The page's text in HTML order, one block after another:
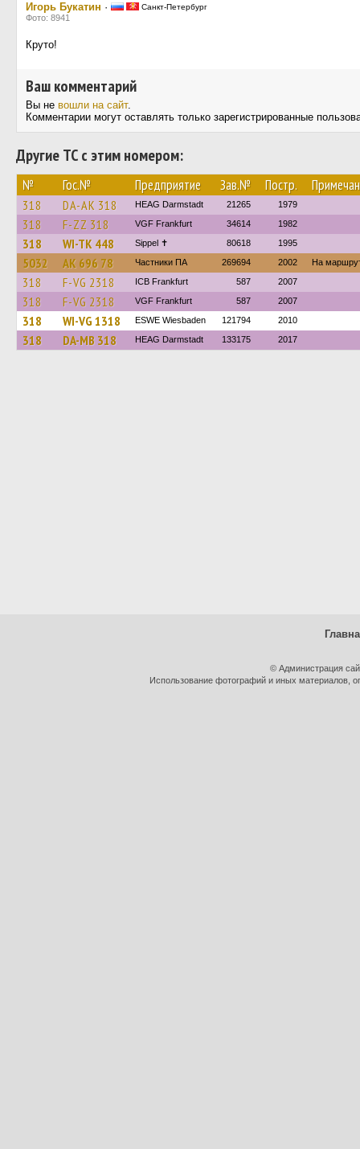
Игорь Букатин · Санкт-Петербург
Фото: 8941
Круто!
Ваш комментарий
Вы не вошли на сайт.
Комментарии могут оставлять только зарегистрированные
Другие ТС с этим номером:
№ Гос.№ Предприятие Зав.№ Постр.
318 DA-AK 318 HEAG Darmstadt 21265 1979
318 F-ZZ 318 VGF Frankfurt 34614 1982
318 WI-TK 448 Sippel ✝︎ 80618 1995
5032 АК 696 78 Частники ПА 269694 2002 На
318 F-VG 2318 ICB Frankfurt 587 2007
318 F-VG 2318 VGF Frankfurt 587 2007
318 WI-VG 1318 ESWE Wiesbaden 121794 2010
318 DA-MB 318 HEAG Darmstadt 133175 2017
© Администрация
Использование фотографий и иных материалов,